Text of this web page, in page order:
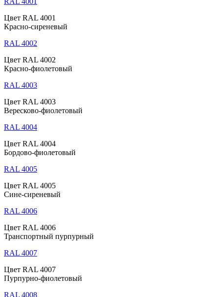
Цвет RAL 4001
Красно-сиреневый
RAL 4002
Цвет RAL 4002
Красно-фиолетовый
RAL 4003
Цвет RAL 4003
Вересково-фиолетовый
RAL 4004
Цвет RAL 4004
Бордово-фиолетовый
RAL 4005
Цвет RAL 4005
Сине-сиреневый
RAL 4006
Цвет RAL 4006
Транспортный пурпурный
RAL 4007
Цвет RAL 4007
Пурпурно-фиолетовый
RAL 4008